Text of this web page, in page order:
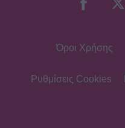
Όροι Χρήσης
Ρυθμίσεις Cookies